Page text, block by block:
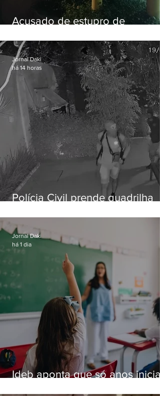
Acusado de estupro de
Polícia Civil prende quadrilha
residências de luxo no Rio
Jornal Daki
há 14 horas
Ideb aponta que só anos
Jornal Daki
há 1 dia